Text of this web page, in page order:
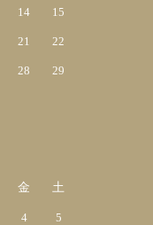
14 15
21 22
28 29
金 土
4 5